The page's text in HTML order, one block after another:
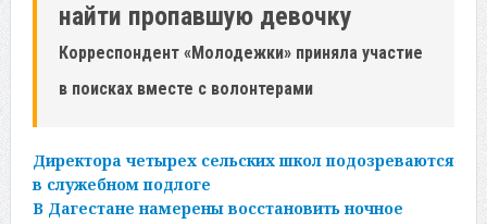
найти пропавшую девочку
Корреспондент «Молодежки» приняла участие
в поисках вместе с волонтерами
Директора четырех сельских школ подозреваются
в служебном подлоге
В Дагестане намерены восстановить ночное